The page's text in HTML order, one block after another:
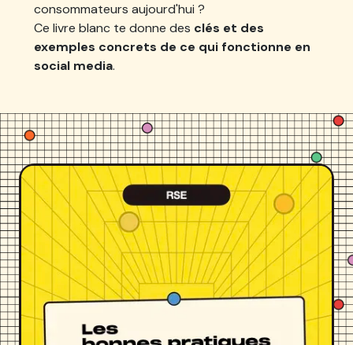
consommateurs aujourd'hui ?
Ce livre blanc te donne des clés et des
exemples concrets de ce qui fonctionne en
social media.